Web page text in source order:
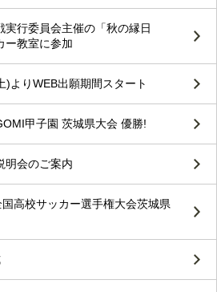
実行委員会主催の「秋の縁日
ー教室に参加
)よりWEB出願期間スタート
甲子園 茨城県大会 優勝!
明会のご案内
国高校サッカー選手権大会茨城県